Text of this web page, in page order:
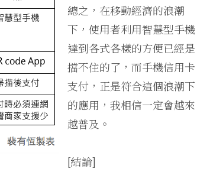
總之，在移動經濟的浪潮
下，使用者利用智慧型手機
達到各式各樣的方便已經是
擋不住的了，而手機信用卡
支付，正是符合這個浪潮下
的應用，我相信一定會越來
越普及。
[結論]